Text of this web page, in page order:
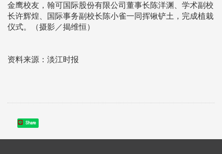
金鹰校友，翰可国际股份有限公司董事长陈洋渊、学术副校
长许辉煌、国际事务副校长陈小雀一同挥锹铲土，完成植栽
仪式。（摄影／揭维恒）
资料来源：淡江时报
Share